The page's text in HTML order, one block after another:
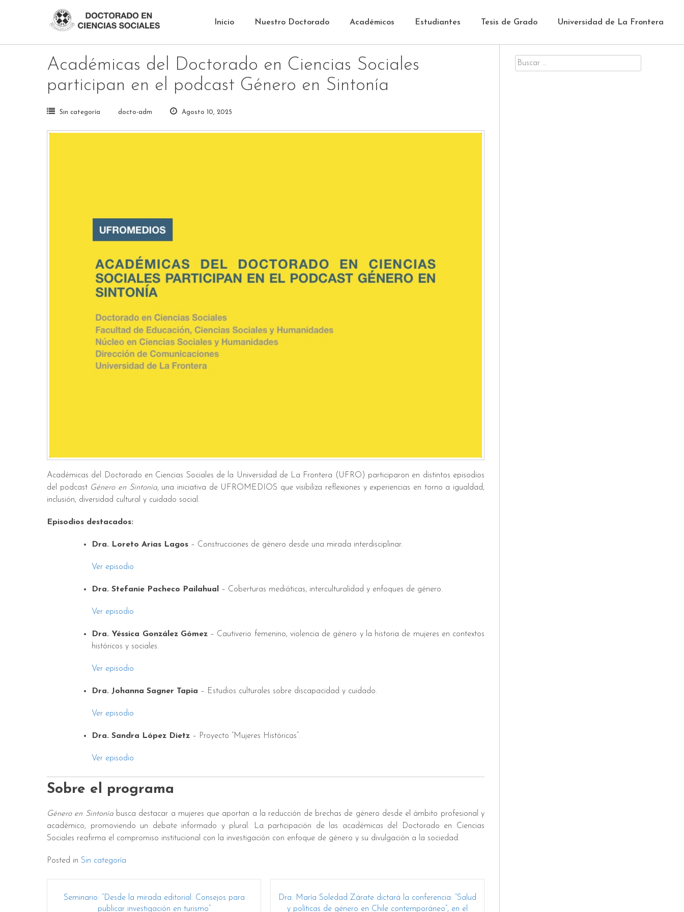
Inicio Nuestro Doctorado Académicos Estudiantes Tesis de Grado Universidad de La Frontera
Académicas del Doctorado en Ciencias Sociales
participan en el podcast Género en Sintonía
Sin categoría docto-adm Agosto 10, 2025
Académicas del Doctorado en Ciencias Sociales de la Universidad de La Frontera (UFRO) participaron en distintos episodios
del podcast Género en Sintonía, una iniciativa de UFROMEDIOS que visibiliza reflexiones y experiencias en torno a igualdad,
inclusión, diversidad cultural y cuidado social.
Episodios destacados:
Dra. Loreto Arias Lagos – Construcciones de género desde una mirada interdisciplinar.
Ver episodio
Dra. Stefanie Pacheco Pailahual – Coberturas mediáticas, interculturalidad y enfoques de género.
Ver episodio
Dra. Yéssica González Gómez– Cautiverio femenino, violencia de género y la historia de mujeres en contextos
históricos y sociales.
Ver episodio
Dra. Johanna Sagner Tapia – Estudios culturales sobre discapacidad y cuidado.
Ver episodio
Dra. Sandra López Dietz – Proyecto “Mujeres Históricas”.
Ver episodio
Sobre el programa
Género en Sintoníabusca destacar a mujeres que aportan a la reducción de brechas de género desde el ámbito profesional y
académico, promoviendo un debate informado y plural. La participación de las académicas del Doctorado en Ciencias
Sociales reafirma el compromiso institucional con la investigación con enfoque de género y su divulgación a la sociedad.
Posted in Sin categoría
navigation
Seminario: “Desde la mirada editorial: Consejos para
publicar investigación en turismo”
Dra. María Soledad Zárate dictará la conferencia: “Salud
y políticas de género en Chile contemporáneo”, en el
Buscar
por: